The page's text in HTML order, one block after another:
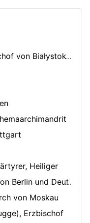
Białystok und Gdańsk
Heiliger
und Deutschland
von Moskau
Erzbischof